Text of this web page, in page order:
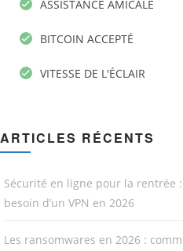
ASSISTANCE AMICALE
BITCOIN ACCEPTÉ
VITESSE DE L'ÉCLAIR
ARTICLES RÉCENTS
Sécurité en ligne pour la
besoin d’un VPN en 2026
Les ransomwares en 2026 :